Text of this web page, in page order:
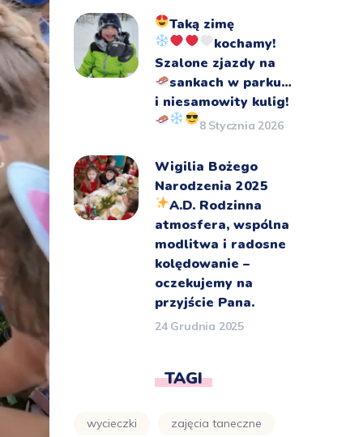
Taką zimę
kochamy!
Szalone zjazdy na
sankach w parku…
i niesamowity kulig!
8 Stycznia 2026
Wigilia Bożego
Narodzenia 2025
A.D. Rodzinna
atmosfera, wspólna
modlitwa i radosne
kolędowanie –
oczekujemy na
przyjście Pana.
24 Grudnia 2025
TAGI
wycieczki zajęcia taneczne